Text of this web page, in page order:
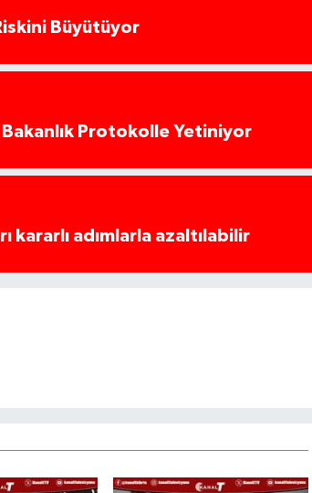
Büyütüyor
Bakanlık Protokolle Yetiniyor
kararlı adımlarla azaltılabilir